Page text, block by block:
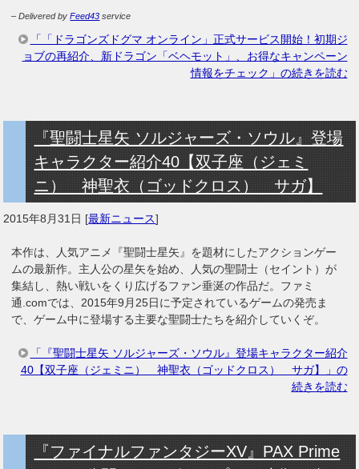
– Delivered byFeed43 service
「「ドラゴンズドグマ オンライン」正式サービス開始！初期ジ
ョブの再紹介、新ドラゴン「ベヘモット」、お得なキャンペーン
情報をチェック」の続きを読む
『聖闘士星矢 ソルジャーズ・ソウル』登場
キャラクター紹介40【双子座（ジェミ
ニ） 神聖衣（ゴッドクロス） サガ】
2015年8月31日 [最新ニュース]
本作は、人気アニメ『聖闘士星矢』を題材にしたアクションゲー
ムの最新作。主人公の星矢を始め、人気の聖闘士（セイント）が
集結し、熱い戦いをくり広げるファン垂涎の作品だ。ファミ
通.comでは、2015年9月25日に予定されているゲームの発売ま
で、ゲーム中に登場する主要な聖闘士たちを紹介していくぞ。
「『聖闘士星矢 ソルジャーズ・ソウル』登場キャラクター紹介
40【双子座（ジェミニ） 神聖衣（ゴッドクロス） サガ】」の
続きを読む
『ファイナルファンタジーXV』PAX Prime